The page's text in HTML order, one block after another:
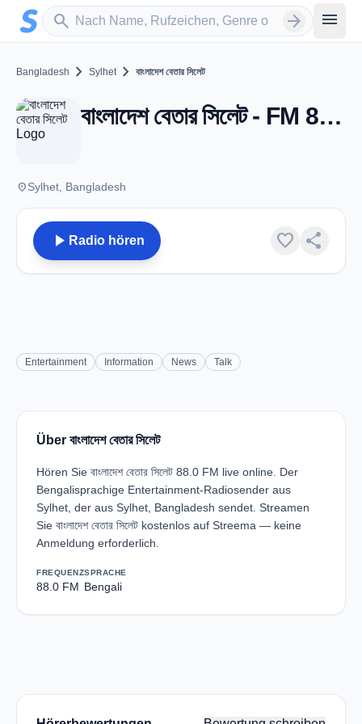
Zum Hauptinhalt springen
search
Sender suchen arrow_forward menu
Bangladesh chevron_right Sylhet chevron_right বাংলাদেশ বেতার সিলেট
বাংলাদেশ বেতার সিলেট - FM 88.0 - Sylhet
placeSylhet, Bangladesh
play_arrow Radio hören favorite share
Entertainment Information News Talk
Über বাংলাদেশ বেতার সিলেট
Hören Sie বাংলাদেশ বেতার সিলেট 88.0 FM live online. Der
Bengalisprachige Entertainment-Radiosender aus
Sylhet, der aus Sylhet, Bangladesh sendet. Streamen
Sie বাংলাদেশ বেতার সিলেট kostenlos auf Streema — keine
Anmeldung erforderlich.
FREQUENZ
88.0 FM
SPRACHE
Bengali